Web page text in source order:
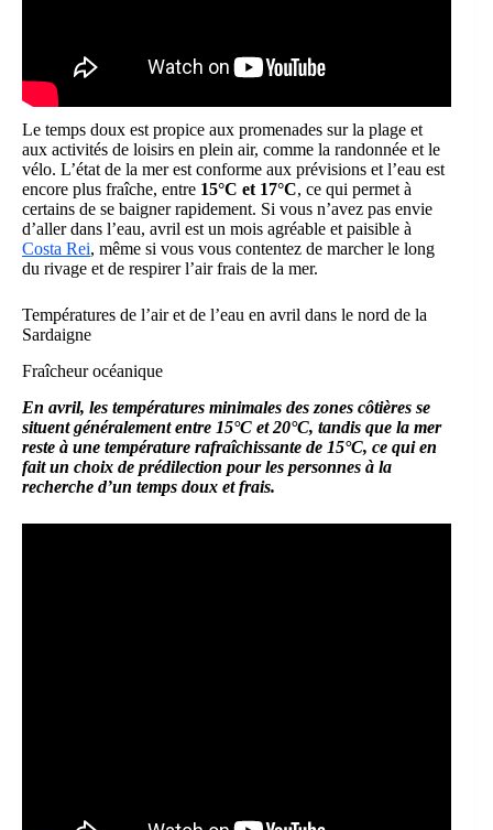
Le temps doux est propice aux promenades sur la plage et
aux activités de loisirs en plein air, comme la randonnée et le
vélo. L’état de la mer est conforme aux prévisions et l’eau est
encore plus fraîche, entre 15°C et 17°C, ce qui permet à
certains de se baigner rapidement. Si vous n’avez pas envie
d’aller dans l’eau, avril est un mois agréable et paisible à
Costa Rei, même si vous vous contentez de marcher le long
du rivage et de respirer l’air frais de la mer.
Températures de l’air et de l’eau en avril dans le nord de la
Sardaigne
Fraîcheur océanique
En avril, les températures minimales des zones côtières se
situent généralement entre 15°C et 20°C, tandis que la mer
reste à une température rafraîchissante de 15°C, ce qui en
fait un choix de prédilection pour les personnes à la
recherche d’un temps doux et frais.